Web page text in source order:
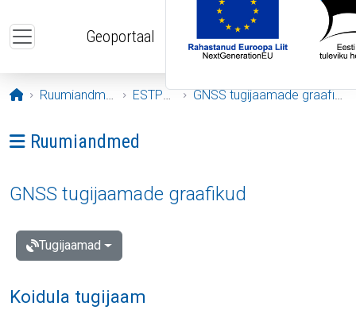
Geoportaal
Avaleht
Ruumiandmed ESTPOS GNSS tugijaamade graafikud
Ava menüü: Ruumiandmed
Ruumiandmed
GNSS tugijaamade graafikud
Tugijaamad
Koidula tugijaam